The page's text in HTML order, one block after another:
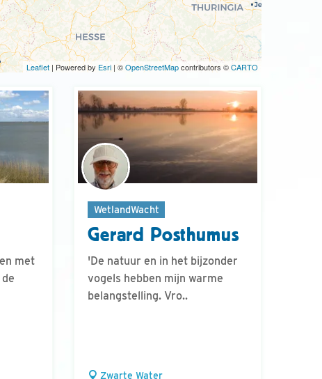
Leaflet | Powered by Esri| ©OpenStreetMapcontributors ©CARTO
met
WetlandWacht
Gerard Posthumus
'De natuur en in het bijzonder
vogels hebben mijn warme
belangstelling. Vro..
Zwarte Water